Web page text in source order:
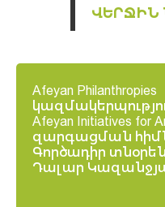
ՎԵՐՋԻՆ
Afeyan Philanthropies
Afeyan Initiatives for
զարգացման
Գործադիր
Դալար